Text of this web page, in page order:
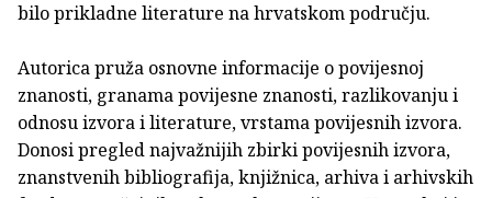
bilo prikladne literature na hrvatskom području.
Autorica pruža osnovne informacije o povijesnoj
znanosti, granama povijesne znanosti, razlikovanju i
odnosu izvora i literature, vrstama povijesnih izvora.
Donosi pregled najvažnijih zbirki povijesnih izvora,
znanstvenih bibliografija, knjižnica, arhiva i arhivskih